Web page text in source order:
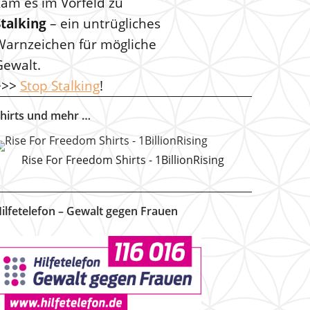
– ein untrügliches
für mögliche
Stop Stalking!
und mehr …
Rise For Freedom Shirts - 1BillionRising
– Gewalt gegen Frauen